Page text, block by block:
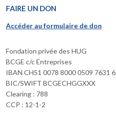
FAIRE UN DON
Accéder au formulaire de don
Fondation privée des HUG
BCGE c/c Entreprises
IBAN CH51 0078 8000 0509 7631 6
BIC/SWIFT BCGECHGGXXX
Clearing : 788
CCP : 12-1-2